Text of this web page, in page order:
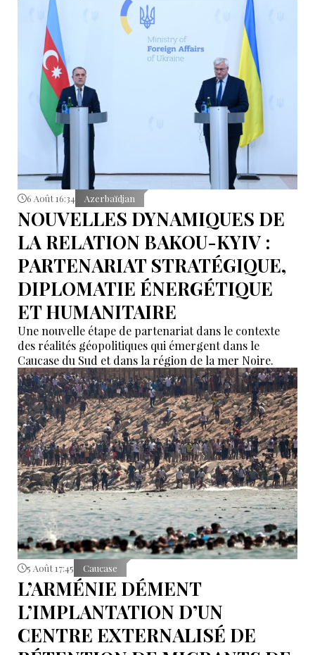
6 Août 16:34 Azerbaïdjan
NOUVELLES DYNAMIQUES DE
LA RELATION BAKOU-KYIV :
PARTENARIAT STRATÉGIQUE,
DIPLOMATIE ÉNERGÉTIQUE
ET HUMANITAIRE
Une nouvelle étape de partenariat dans le contexte
des réalités géopolitiques qui émergent dans le
Caucase du Sud et dans la région de la mer Noire.
5 Août 17:45 Caucase
L’ARMÉNIE DÉMENT
L’IMPLANTATION D’UN
CENTRE EXTERNALISÉ DE